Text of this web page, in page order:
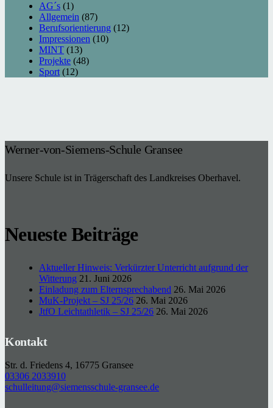
AG´s (1)
Allgemein (87)
Berufsorientierung (12)
Impressionen (10)
MINT (13)
Projekte (48)
Sport (12)
Werner-von-Siemens-Schule Gransee
Unsere Schule ist in Trägerschaft des Landkreises Oberhavel.
Neueste Beiträge
Aktueller Hinweis: Verkürzter Unterricht aufgrund der
Witterung 21. Juni 2026
Einladung zum Elternsprechabend 26. Mai 2026
MuK-Projekt – SJ 25/26 26. Mai 2026
JtfO Leichtathletik – SJ 25/26 26. Mai 2026
Kontakt
Str. d. Friedens 4, 16775 Gransee
03306 2033910
schulleitung@siemensschule-gransee.de